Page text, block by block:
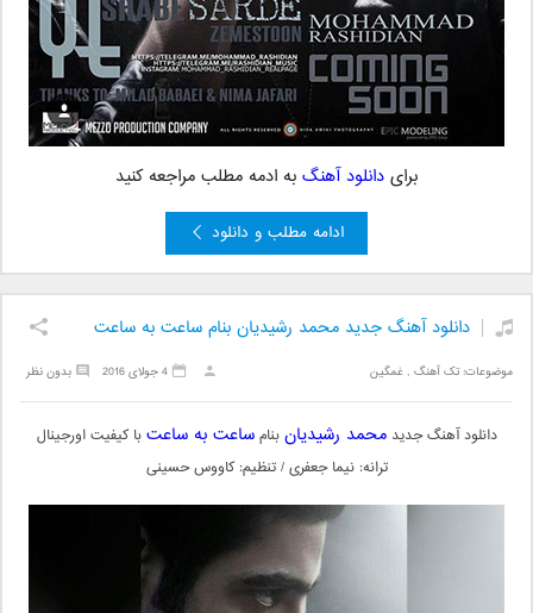
برای دانلود آهنگ به ادمه مطلب مراجعه کنید
ادامه مطلب و دانلود
دانلود آهنگ جدید محمد رشیدیان بنام ساعت به ساعت
موضوعات:تک آهنگ ,غمگین بدون نظر 4 جولای 2016
دانلود آهنگ جدیدمحمد رشیدیانبنامساعت به ساعتبا کیفیت اورجینال
ترانه: نیما جعفری / تنظیم: کاووس حسینی